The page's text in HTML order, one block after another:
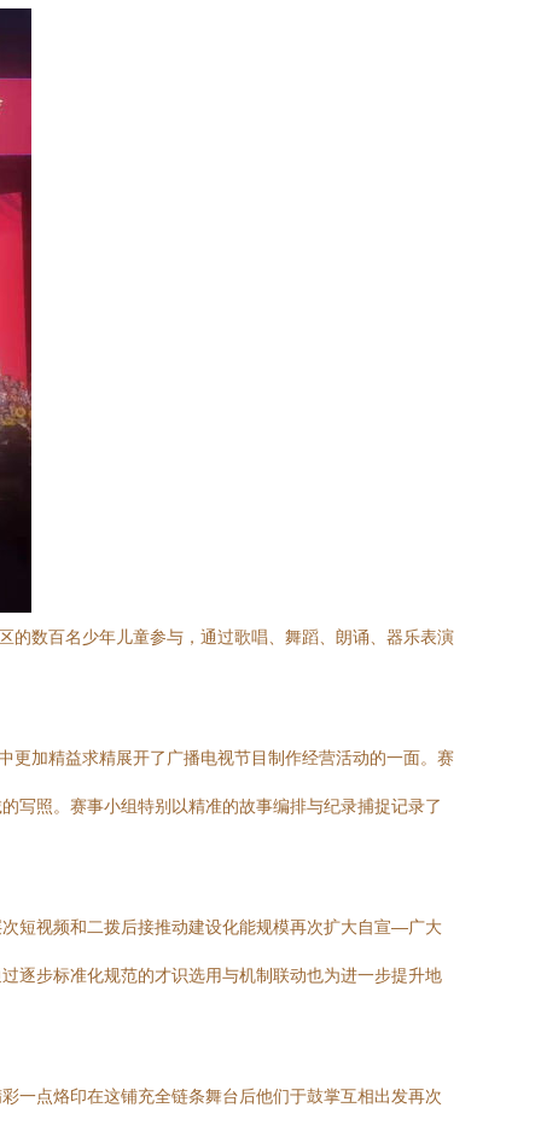
的数百名少年儿童参与，通过歌唱、舞蹈、朗诵、器乐表演
更加精益求精展开了广播电视节目制作经营活动的一面。赛
写照。赛事小组特别以精准的故事编排与纪录捕捉记录了
短视频和二拨后接推动建设化能规模再次扩大自宣—广大
逐步标准化规范的才识选用与机制联动也为进一步提升地
一点烙印在这铺充全链条舞台后他们于鼓掌互相出发再次